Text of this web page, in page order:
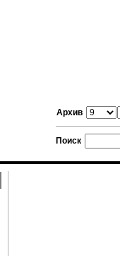
Архив
Поиск